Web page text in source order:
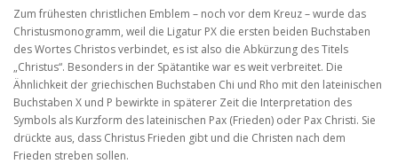
Zum frühesten christlichen Emblem – noch vor dem Kreuz – wurde das
Christusmonogramm, weil die Ligatur PX die ersten beiden Buchstaben
des Wortes Christos verbindet, es ist also die Abkürzung des Titels
„Christus“. Besonders in der Spätantike war es weit verbreitet. Die
Ähnlichkeit der griechischen Buchstaben Chi und Rho mit den lateinischen
Buchstaben X und P bewirkte in späterer Zeit die Interpretation des
Symbols als Kurzform des lateinischen Pax (Frieden) oder Pax Christi. Sie
drückte aus, dass Christus Frieden gibt und die Christen nach dem
Frieden streben sollen.